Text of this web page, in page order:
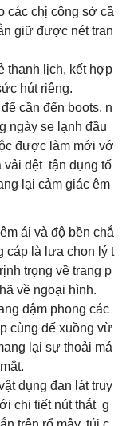
các chị công sở cầ
giữ được nét tran
thanh lịch, kết hợp
hút riêng.
cần đến boots, n
ngày se lạnh đầu
được làm mới vớ
vải dệt tận dụng tố
lại cảm giác êm
ái và độ bền chắ
cáp là lựa chọn lý t
trọng về trang p
về ngoại hình.
đậm phong các
cùng đế xuồng vừ
lại sự thoải má
dụng đan lát truy
chi tiết nút thắt g